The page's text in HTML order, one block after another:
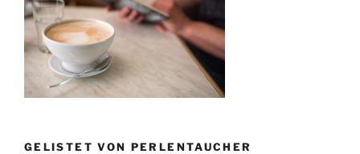
GELISTET VON PERLENTAUCHER